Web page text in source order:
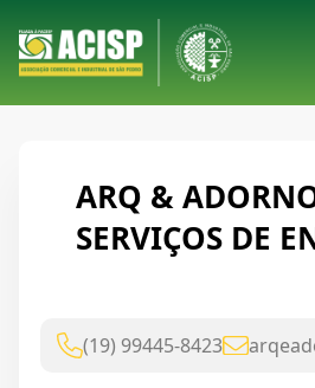
ARQ &
SERVIÇOS DE
(19) 99445-8423